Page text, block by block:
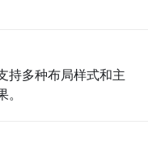
持多种布局样式和主
。